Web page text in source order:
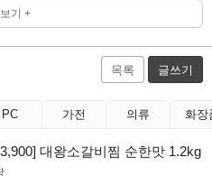
기 +
목록 글쓰기
PC 가전 의류 화장
대왕소갈비찜 순한맛 1.2kg